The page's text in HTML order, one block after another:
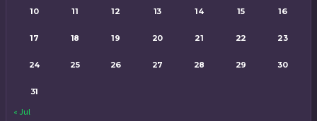
10 11 12 13 14 15 16
17 18 19 20 21 22 23
24 25 26 27 28 29 30
31
« Jul